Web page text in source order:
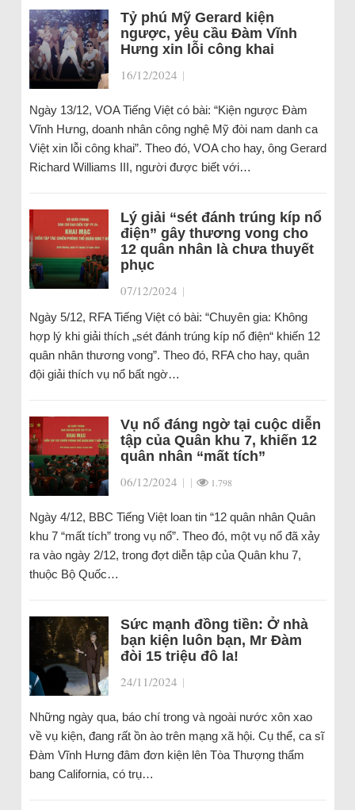
Tỷ phú Mỹ Gerard kiện
ngược, yêu cầu Đàm Vĩnh
Hưng xin lỗi công khai
16/12/2024 |
Ngày 13/12, VOA Tiếng Việt có bài: “Kiện ngược Đàm
Vĩnh Hưng, doanh nhân công nghệ Mỹ đòi nam danh ca
Việt xin lỗi công khai”. Theo đó, VOA cho hay, ông Gerard
Richard Williams III, người được biết với…
Lý giải “sét đánh trúng kíp nổ
điện” gây thương vong cho
12 quân nhân là chưa thuyết
phục
07/12/2024 |
Ngày 5/12, RFA Tiếng Việt có bài: “Chuyên gia: Không
hợp lý khi giải thích „sét đánh trúng kíp nổ điện“ khiến 12
quân nhân thương vong”. Theo đó, RFA cho hay, quân
đội giải thích vụ nổ bất ngờ…
Vụ nổ đáng ngờ tại cuộc diễn
tập của Quân khu 7, khiến 12
quân nhân “mất tích”
06/12/2024 | | 1.798
Ngày 4/12, BBC Tiếng Việt loan tin “12 quân nhân Quân
khu 7 “mất tích” trong vụ nổ”. Theo đó, một vụ nổ đã xảy
ra vào ngày 2/12, trong đợt diễn tập của Quân khu 7,
thuộc Bộ Quốc…
Sức mạnh đồng tiền: Ở nhà
bạn kiện luôn bạn, Mr Đàm
đòi 15 triệu đô la!
24/11/2024 |
Những ngày qua, báo chí trong và ngoài nước xôn xao
về vụ kiện, đang rất ồn ào trên mạng xã hội. Cụ thể, ca sĩ
Đàm Vĩnh Hưng đâm đơn kiện lên Tòa Thượng thẩm
bang California, có trụ…